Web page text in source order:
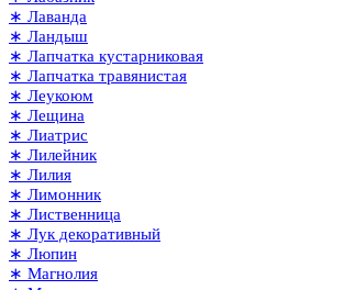
∗ Лаванда
∗ Ландыш
∗ Лапчатка кустарниковая
∗ Лапчатка травянистая
∗ Леукоюм
∗ Лещина
∗ Лиатрис
∗ Лилейник
∗ Лилия
∗ Лимонник
∗ Лиственница
∗ Лук декоративный
∗ Люпин
∗ Магнолия